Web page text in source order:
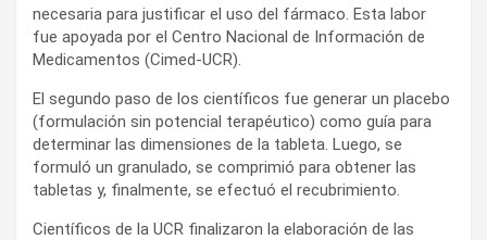
necesaria para justificar el uso del fármaco. Esta labor
fue apoyada por el Centro Nacional de Información de
Medicamentos (Cimed-UCR).
El segundo paso de los científicos fue generar un placebo
(formulación sin potencial terapéutico) como guía para
determinar las dimensiones de la tableta. Luego, se
formuló un granulado, se comprimió para obtener las
tabletas y, finalmente, se efectuó el recubrimiento.
Científicos de la UCR finalizaron la elaboración de las